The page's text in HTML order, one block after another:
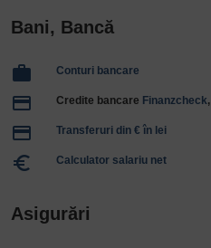
Bani, Bancă
work Conturi bancare
payment Credite bancare Finanzcheck,
payment Transferuri din € în lei
euro_symbol Calculator salariu net
Asigurări